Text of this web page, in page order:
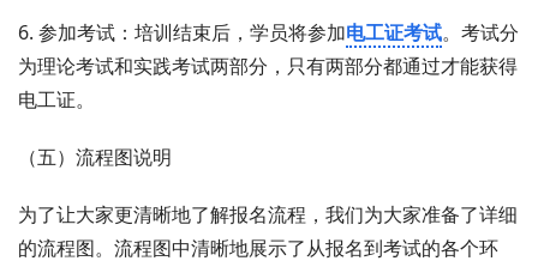
6. 参加考试：培训结束后，学员将参加电工证考试。考试分
为理论考试和实践考试两部分，只有两部分都通过才能获得
电工证。
（五）流程图说明
为了让大家更清晰地了解报名流程，我们为大家准备了详细
的流程图。流程图中清晰地展示了从报名到考试的各个环